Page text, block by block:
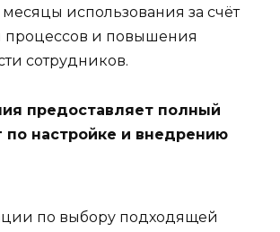
использования за счёт
процессов и повышения
сотрудников.
предоставляет полный
по настройке и внедрению
по выбору подходящей